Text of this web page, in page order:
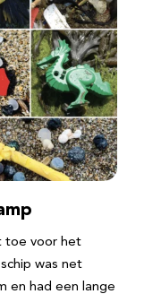
toe voor het
was net
en had een lange